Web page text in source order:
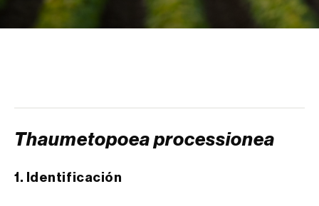
Yponomeuta
xanthenes
)
Thaumetopoea processionea
1. Identificación